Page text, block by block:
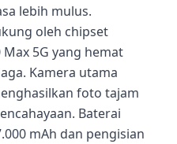
lebih mulus.
oleh chipset
5G yang hemat
Kamera utama
foto tajam
Baterai
mAh dan pengisian